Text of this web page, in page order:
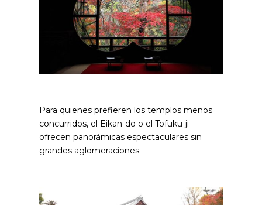
Para quienes prefieren los templos menos
concurridos, el Eikan-do o el Tofuku-ji
ofrecen panorámicas espectaculares sin
grandes aglomeraciones.